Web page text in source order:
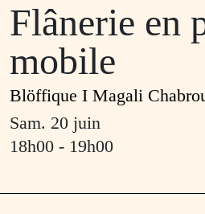
Flânerie en
mobile
Blöffique I Magali
sam. 20 juin
18h00 - 19h00